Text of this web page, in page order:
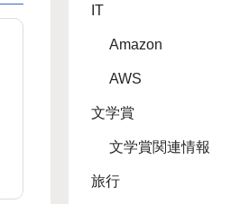
IT
Amazon
AWS
文学賞
文学賞関連情報
旅行